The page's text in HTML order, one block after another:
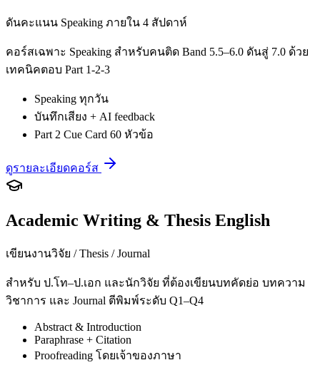
ดันคะแนน Speaking ภายใน 4 สัปดาห์
คอร์สเฉพาะ Speaking สำหรับคนติด Band 5.5–6.0 ดันสู่ 7.0 ด้วย
เทคนิคตอบ Part 1-2-3
Speaking ทุกวัน
บันทึกเสียง + AI feedback
Part 2 Cue Card 60 หัวข้อ
ดูรายละเอียดคอร์ส
Academic Writing & Thesis English
เขียนงานวิจัย / Thesis / Journal
สำหรับ ป.โท–ป.เอก และนักวิจัย ที่ต้องเขียนบทคัดย่อ บทความ
วิชาการ และ Journal ตีพิมพ์ระดับ Q1–Q4
Abstract & Introduction
Paraphrase + Citation
Proofreading โดยเจ้าของภาษา